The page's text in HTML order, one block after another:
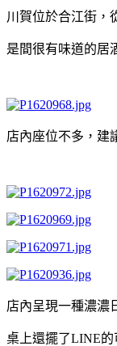
川賀位於合江街，
是間很有味道的居
店內座位不多，建
店內呈現一種濃濃
桌上還擺了LINE的